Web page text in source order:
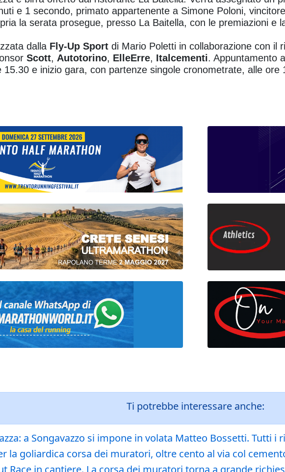
e 1 secondo, primato appartenente a Simone Poloni,
la serata prosegue, presso La Baitella, con le premiazioni e
dalla Fly-Up Sport di Mario Poletti in collaborazione con il
Scott, Autotorino, ElleErre, Italcementi. Appuntamento
e inizio gara, con partenze singole cronometrate, alle ore
Ti potrebbe interessare anche:
a Songavazzo si impone in volata Matteo Bossetti. Tutti i
la goliardica corsa dei muratori, oltre cento al via col
Race in cantiere. La corsa dei muratori torna a grande